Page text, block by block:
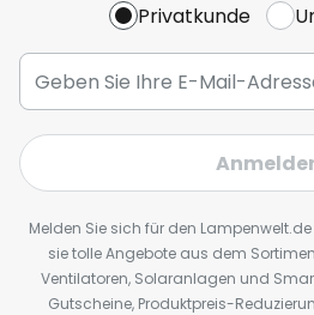
Privatkunde
Melden Sie sich für den
sie tolle Angebote aus dem
Ventilatoren, Solaranlagen und
Gutscheine, Produktpreis-